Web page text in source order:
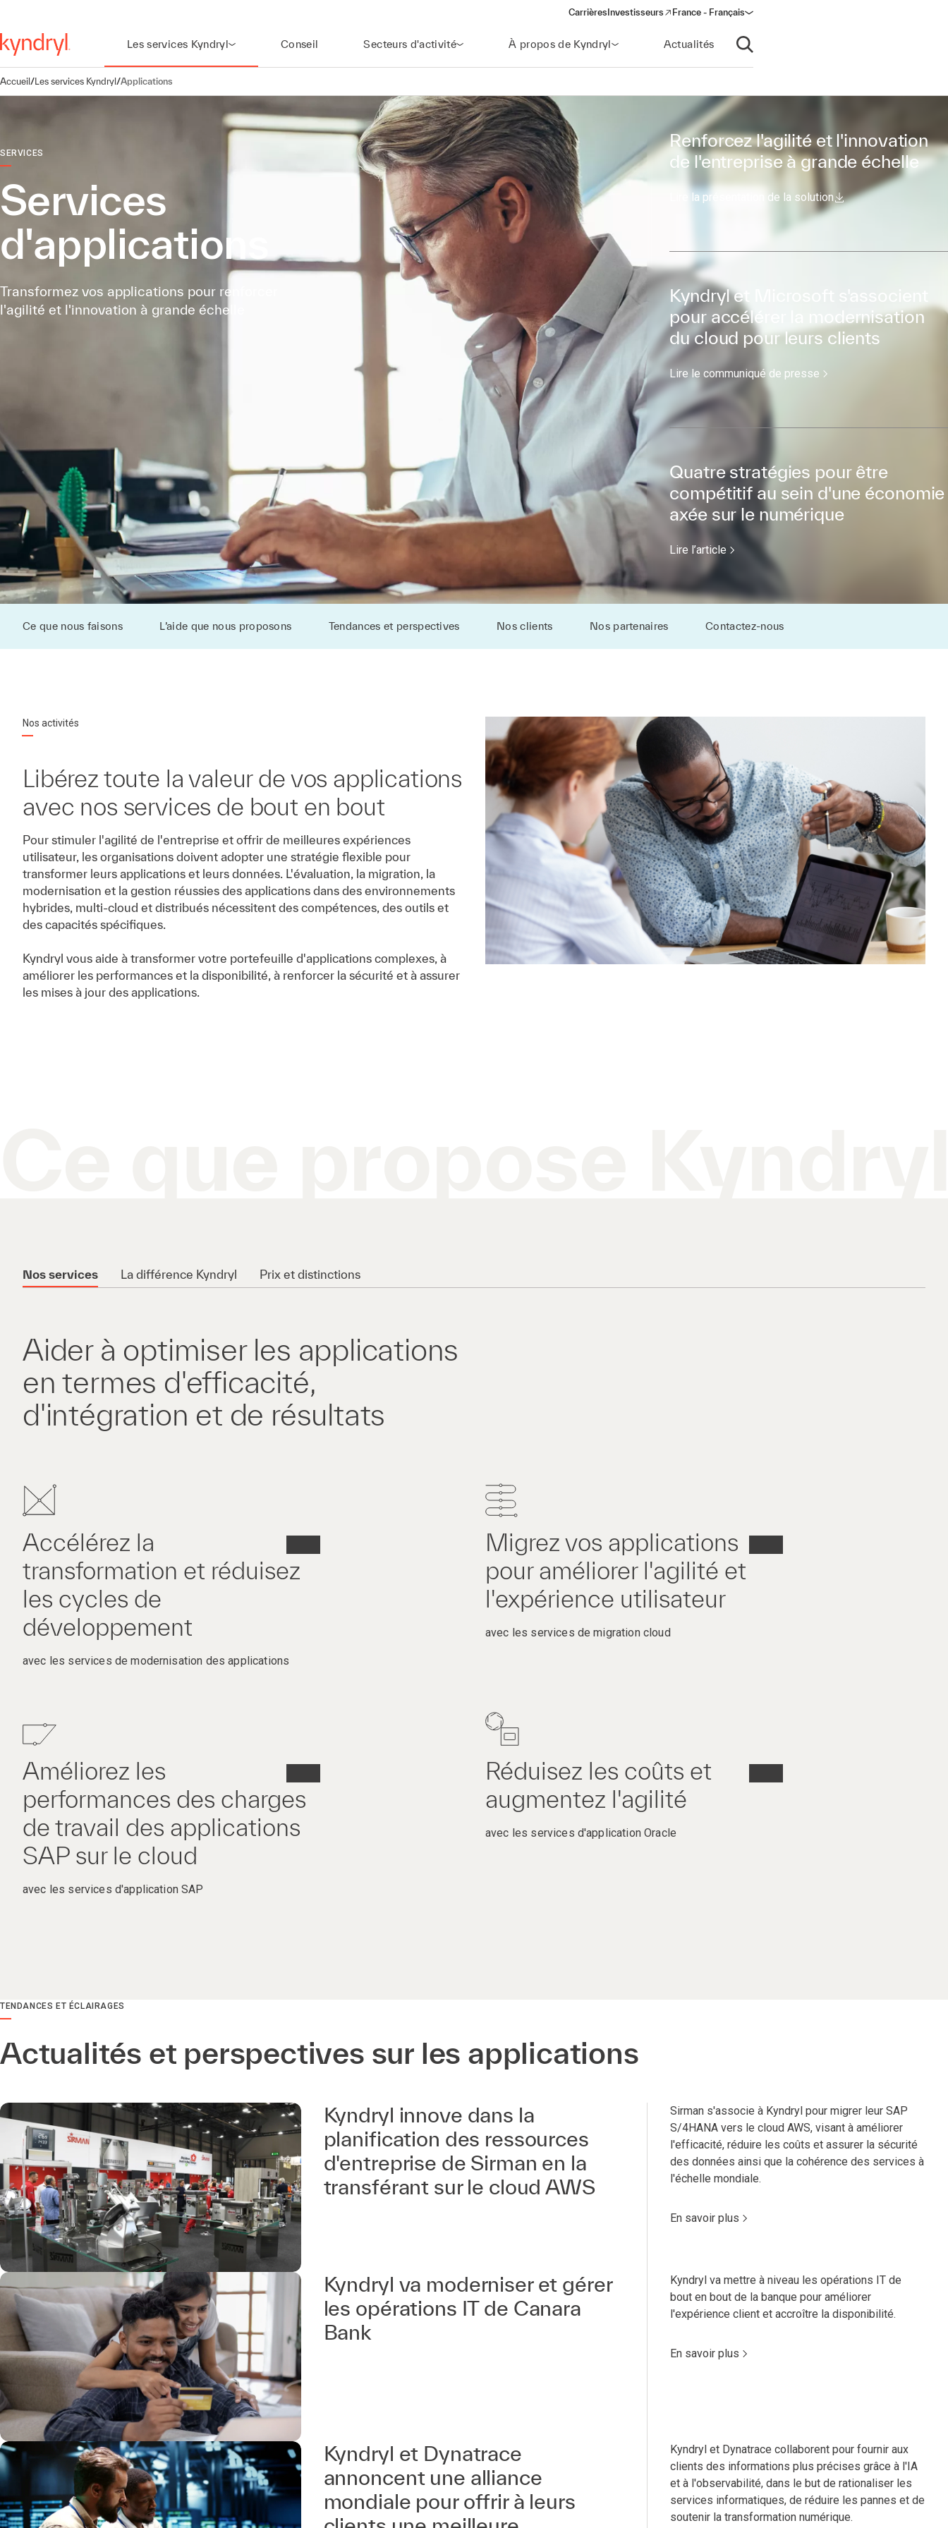
Carrières Investisseurs
(opens in a new window)
France - Français
Les services Kyndryl Conseil Secteurs d'activité À propos de Kyndryl Actualités
Ouvrir la recherche
Accueil/Les services Kyndryl/Applications
SERVICES
Services
d'applications
Transformez vos applications pour renforcer
l'agilité et l'innovation à grande échelle
Renforcez l'agilité et l'innovation
de l'entreprise à grande échelle
Lire la présentation de la solution
Kyndryl et Microsoft s'associent
pour accélérer la modernisation
du cloud pour leurs clients
Lire le communiqué de presse
Quatre stratégies pour être
compétitif au sein d'une économie
axée sur le numérique
Lire l’article
Ce que nous faisons L’aide que nous proposons Tendances et perspectives Nos clients Nos partenaires Contactez-nous
Nos activités
Libérez toute la valeur de vos applications
avec nos services de bout en bout
Pour stimuler l'agilité de l'entreprise et offrir de meilleures expériences
utilisateur, les organisations doivent adopter une stratégie flexible pour
transformer leurs applications et leurs données. L'évaluation, la migration, la
modernisation et la gestion réussies des applications dans des environnements
hybrides, multi-cloud et distribués nécessitent des compétences, des outils et
des capacités spécifiques.
Kyndryl vous aide à transformer votre portefeuille d'applications complexes, à
améliorer les performances et la disponibilité, à renforcer la sécurité et à assurer
les mises à jour des applications.
Nos services La différence Kyndryl Prix et distinctions
Aider à optimiser les applications
en termes d'efficacité,
d'intégration et de résultats
Accélérez la
transformation et réduisez
les cycles de
développement
avec les services de modernisation des applications
Migrez vos applications
pour améliorer l'agilité et
l'expérience utilisateur
avec les services de migration cloud
Améliorez les
performances des charges
de travail des applications
SAP sur le cloud
avec les services d'application SAP
Réduisez les coûts et
augmentez l'agilité
avec les services d'application Oracle
TENDANCES ET ÉCLAIRAGES
Actualités et perspectives sur les applications
Kyndryl innove dans la
planification des ressources
d'entreprise de Sirman en la
transférant sur le cloud AWS
Sirman s'associe à Kyndryl pour migrer leur SAP
S/4HANA vers le cloud AWS, visant à améliorer
l'efficacité, réduire les coûts et assurer la sécurité
des données ainsi que la cohérence des services à
l'échelle mondiale.
En savoir plus
Kyndryl va moderniser et gérer
les opérations IT de Canara
Bank
Kyndryl va mettre à niveau les opérations IT de
bout en bout de la banque pour améliorer
l'expérience client et accroître la disponibilité.
En savoir plus
Kyndryl et Dynatrace
annoncent une alliance
mondiale pour offrir à leurs
Kyndryl et Dynatrace collaborent pour fournir aux
clients des informations plus précises grâce à l'IA
et à l'observabilité, dans le but de rationaliser les
services informatiques, de réduire les pannes et de
soutenir la transformation numérique.